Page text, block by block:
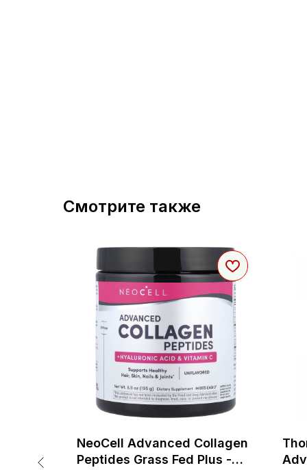
Смотрите также
NeoCell Advanced Collagen
Peptides Grass Fed Plus -